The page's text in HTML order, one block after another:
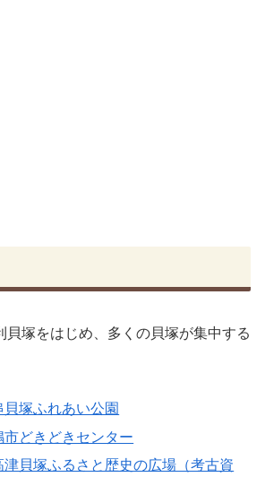
貝塚をはじめ、多くの貝塚が集中する
貝塚ふれあい公園
市どきどきセンター
津貝塚ふるさと歴史の広場（考古資